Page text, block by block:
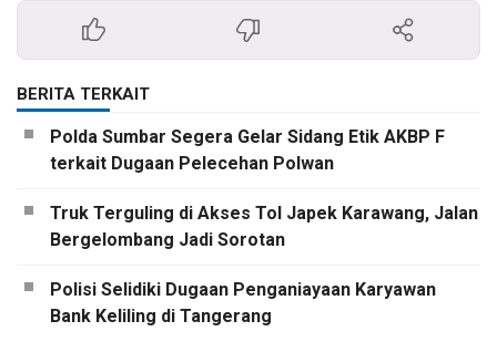
BERITA TERKAIT
Polda Sumbar Segera Gelar Sidang Etik AKBP F
terkait Dugaan Pelecehan Polwan
Truk Terguling di Akses Tol Japek Karawang, Jalan
Bergelombang Jadi Sorotan
Polisi Selidiki Dugaan Penganiayaan Karyawan
Bank Keliling di Tangerang